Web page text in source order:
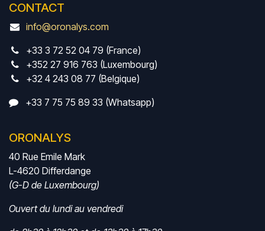
CONTACT
info@oronalys.com
+33 3 72 52 04 79 (France)
+352 27 916 763 (Luxembourg)
+32 4 243 08 77 (Belgique)
+33 7 75 75 89 33 (Whatsapp)
ORONALYS
40 Rue Emile Mark
L-4620 Differdange
(G-D de Luxembourg)
Ouvert du lundi au vendredi